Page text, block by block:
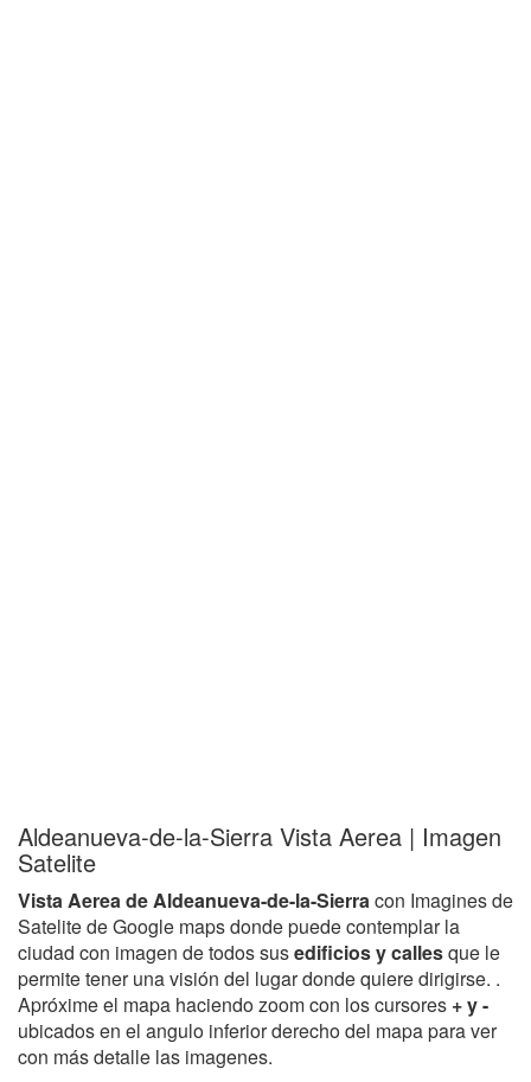
Aldeanueva-de-la-Sierra Vista Aerea | Imagen
Satelite
Vista Aerea de Aldeanueva-de-la-Sierracon Imagines de
Satelite de Google maps donde puede contemplar la
ciudad con imagen de todos susedificios y callesque le
permite tener una visión del lugar donde quiere dirigirse. .
Apróxime el mapa haciendo zoom con los cursores + y -
ubicados en el angulo inferior derecho del mapa para ver
con más detalle las imagenes.